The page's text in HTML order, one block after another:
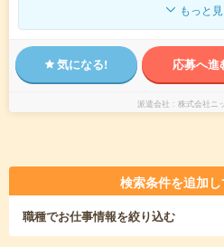
もっと
気になる! 応募へ進
派遣会社 株式会社ニ
検索条件を追加
職種でお仕事情報を絞り込む